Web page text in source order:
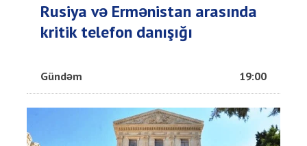
Rusiya və Ermənistan arasında
kritik telefon danışığı
Gündəm 19:00